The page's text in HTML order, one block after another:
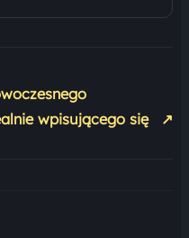
wpisującego się
↗